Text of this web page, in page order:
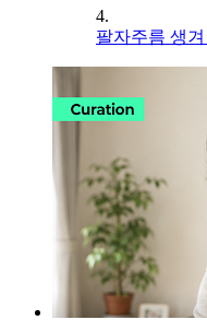
4.
팔자주름 생